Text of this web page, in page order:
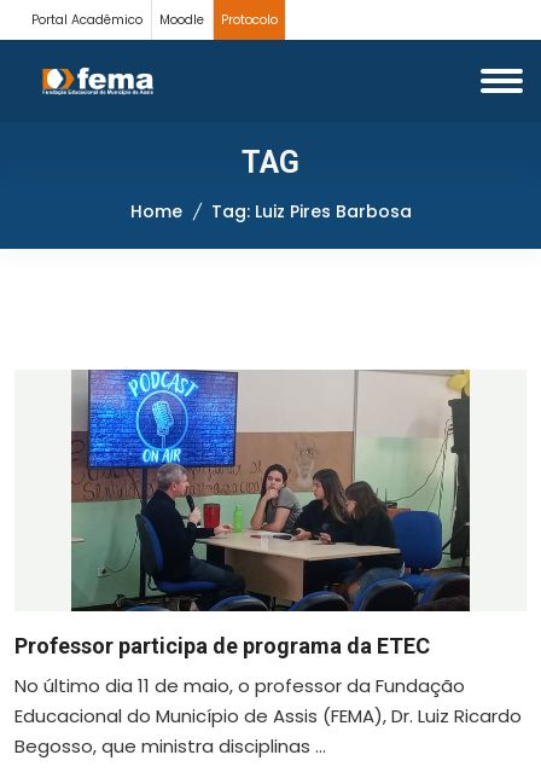
Portal Acadêmico Moodle Protocolo
TAG
Home Tag: Luiz Pires Barbosa
Professor participa de programa da ETEC
No último dia 11 de maio, o professor da Fundação
Educacional do Município de Assis (FEMA), Dr. Luiz Ricardo
Begosso, que ministra disciplinas ...